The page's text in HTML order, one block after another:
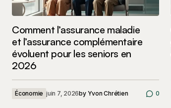
Comment l’assurance maladie
et l’assurance complémentaire
évoluent pour les seniors en
2026
Économie juin 7, 2026by Yvon Chrétien 0